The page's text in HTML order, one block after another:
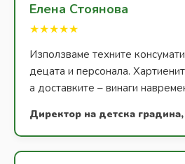
Елена Стоянова
★★★★★
Използваме техните
децата и персонала.
а доставките – винаги
Директор на детска